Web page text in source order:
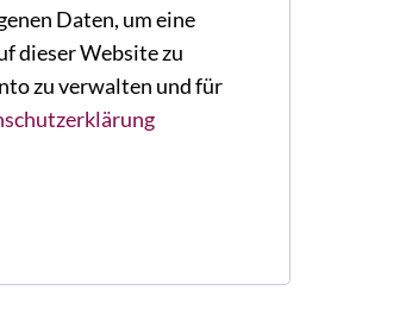
Daten, um eine
dieser Website zu
zu verwalten und für